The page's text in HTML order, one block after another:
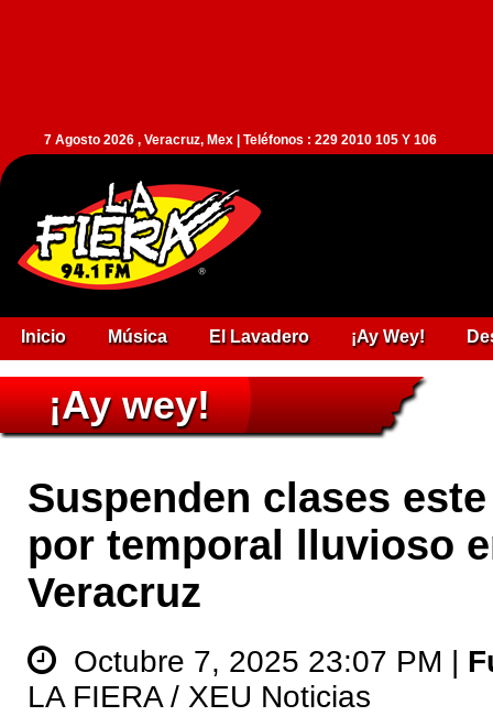
7 Agosto 2026 , Veracruz, Mex | Teléfonos : 229 2010 105 Y 106
Inicio Música El Lavadero ¡Ay Wey!
¡Ay wey!
Suspenden clases
por temporal lluvioso
Veracruz
Octubre 7, 2025 23:07 PM |
LA FIERA / XEU Noticias